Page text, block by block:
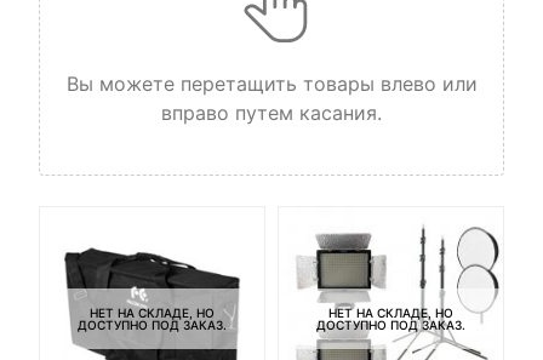
Вы можете перетащить товары влево или
вправо путем касания.
НЕТ НА СКЛАДЕ, НО
ДОСТУПНО ПОД ЗАКАЗ.
НЕТ НА СКЛАДЕ, НО
ДОСТУПНО ПОД ЗАКАЗ.